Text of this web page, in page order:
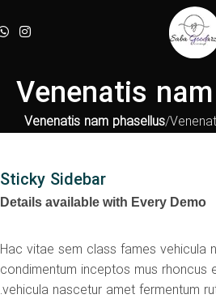
Venenatis
Venenatis nam phasellus
Sticky Sidebar
Details available with Every Demo
Hac vitae sem class fames vehicula
condimentum inceptos mus rhoncus
vehicula nascetur amet fermentum